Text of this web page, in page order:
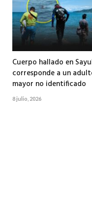
Cuerpo hallado en
corresponde a un
mayor no identificado
8 julio, 2026